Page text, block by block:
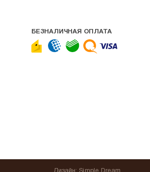
БЕЗНАЛИЧНАЯ ОПЛАТА